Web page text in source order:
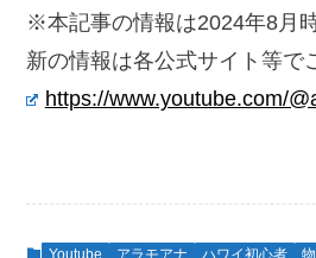
※本記事の情報は2024年8月
新の情報は各公式サイト等で
https://www.youtube.com/
Youtube アラモアナ ハワイ初心者